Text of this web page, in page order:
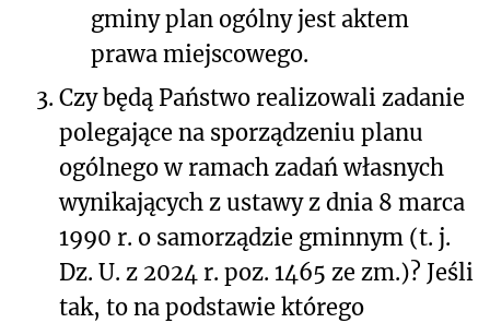
gminy plan ogólny jest aktem
prawa miejscowego.
3. Czy będą Państwo realizowali zadanie
polegające na sporządzeniu planu
ogólnego w ramach zadań własnych
wynikających z ustawy z dnia 8 marca
1990 r. o samorządzie gminnym (t. j.
Dz. U. z 2024 r. poz. 1465 ze zm.)? Jeśli
tak, to na podstawie którego